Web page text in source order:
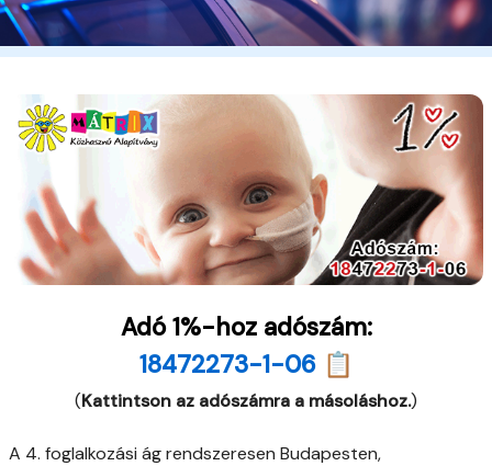
Adó 1%-hoz adószám:
18472273-1-06 📋
(Kattintson az adószámra a másoláshoz.)
A 4. foglalkozási ág rendszeresen Budapesten,